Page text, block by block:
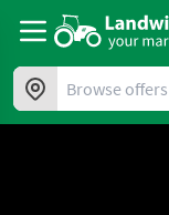
Browse offers